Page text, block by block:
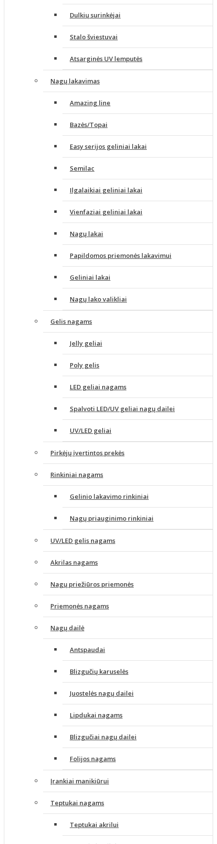
Dulkių surinkėjai
Stalo šviestuvai
Atsarginės UV lemputės
Nagų lakavimas
Amazing line
Bazės/Topai
Easy serijos geliniai lakai
Semilac
Ilgalaikiai geliniai lakai
Vienfaziai geliniai lakai
Nagų lakai
Papildomos priemonės lakavimui
Geliniai lakai
Nagų lako valikliai
Gelis nagams
Jelly geliai
Poly gelis
LED geliai nagams
Spalvoti LED/UV geliai nagų dailei
UV/LED geliai
Pirkėjų įvertintos prekės
Rinkiniai nagams
Gelinio lakavimo rinkiniai
Nagų priauginimo rinkiniai
UV/LED gelis nagams
Akrilas nagams
Nagų priežiūros priemonės
Priemonės nagams
Nagų dailė
Antspaudai
Blizgučių karuselės
Juostelės nagų dailei
Lipdukai nagams
Blizgučiai nagų dailei
Folijos nagams
Įrankiai manikiūrui
Teptukai nagams
Teptukai akrilui